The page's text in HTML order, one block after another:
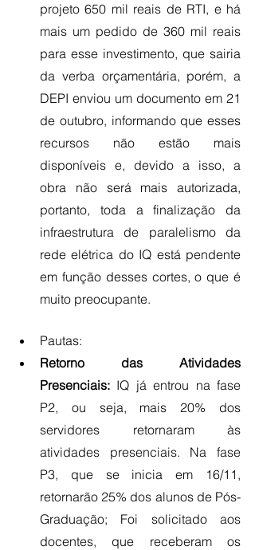
projeto 650 mil reais de RTI, e há
mais um pedido de 360 mil reais
para esse investimento, que sairia
da verba orçamentária, porém, a
DEPI enviou um documento em 21
de outubro, informando que esses
recursos não estão mais
disponíveis e, devido a isso, a
obra não será mais autorizada,
portanto, toda a finalização da
infraestrutura de paralelismo da
rede elétrica do IQ está pendente
em função desses cortes, o que é
muito preocupante.
Pautas:
Retorno das Atividades
Presenciais: IQ já entrou na fase
P2, ou seja, mais 20% dos
servidores retornaram às
atividades presenciais. Na fase
P3, que se inicia em 16/11,
retornarão 25% dos alunos de Pós-
Graduação; Foi solicitado aos
docentes, que receberam os